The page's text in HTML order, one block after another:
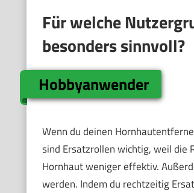
Für welche
besonders sinnvoll?
Hobbyanwender
Wenn du deinen
sind Ersatzrollen wichtig, weil die
Hornhaut weniger effektiv.
werden. Indem du rechtzeitig